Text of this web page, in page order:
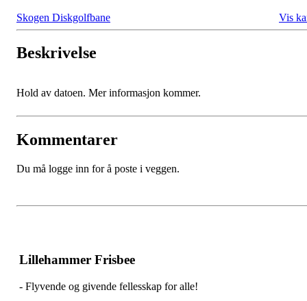
Skogen Diskgolfbane Vis
Beskrivelse
Hold av datoen. Mer informasjon kommer.
Kommentarer
Du må logge inn for å poste i veggen.
Lillehammer Frisbee
- Flyvende og givende fellesskap for alle!